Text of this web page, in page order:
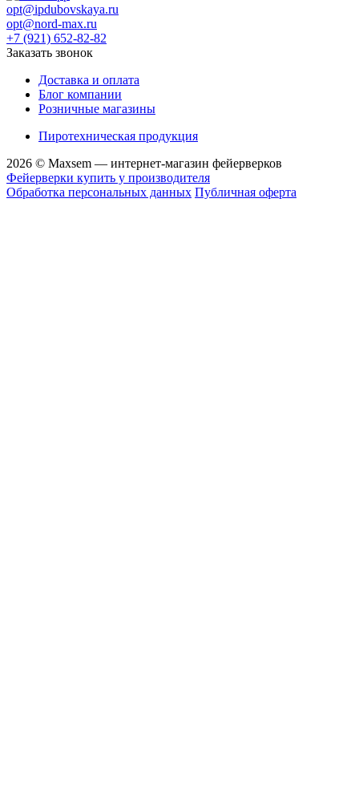
opt@ipdubovskaya.ru
opt@nord-max.ru
+7 (921) 652-82-82
Заказать звонок
Доставка и оплата
Блог компании
Розничные магазины
Пиротехническая продукция
2026 © Maxsem — интернет-магазин фейерверков
Фейерверки купить у производителя
Обработка персональных данных Публичная оферта